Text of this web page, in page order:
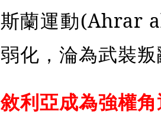
斯蘭運動(Ahrar
弱化，淪為武裝
敘利亞成為強權